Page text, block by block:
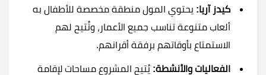
كيدز آريا: يحتوي المول منطقة مخصصة للأطفال به
ألعاب متنوعة تناسب جميع الأعمار، وتُتيح لهم
الاستمتاع بأوقاتهم برفقة أقرانهم.
الفعاليات والأنشطة: يُتيح المشروع مساحات لإقامة